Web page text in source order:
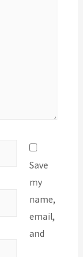
Save
my
name,
email,
and